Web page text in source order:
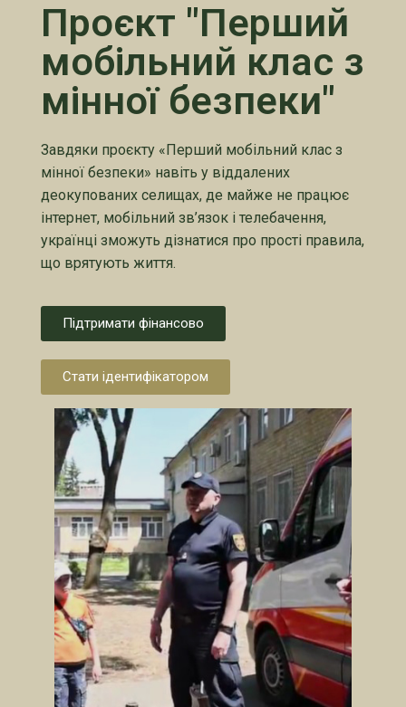
Проєкт "Перший
мобільний клас з
мінної безпеки"
Завдяки проєкту «Перший мобільний клас з
мінної безпеки» навіть у віддалених
деокупованих селищах, де майже не працює
інтернет, мобільний зв’язок і телебачення,
українці зможуть дізнатися про прості правила,
що врятують життя.
Підтримати фінансово
Стати ідентифікатором